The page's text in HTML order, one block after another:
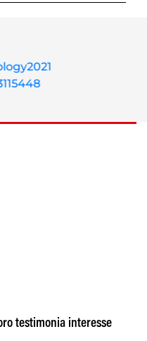
testimonia interesse